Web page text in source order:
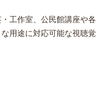
工作室、公民館講座や各
用途に対応可能な視聴覚